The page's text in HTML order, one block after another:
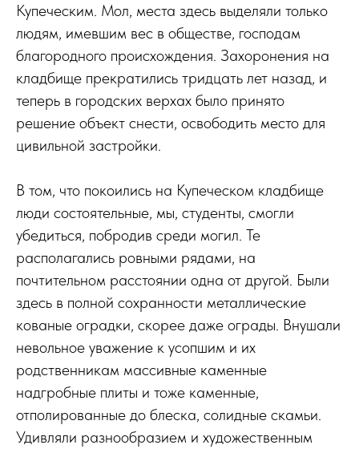
Купеческим. Мол, места здесь выделяли только
людям, имевшим вес в обществе, господам
благородного происхождения. Захоронения на
кладбище прекратились тридцать лет назад, и
теперь в городских верхах было принято
решение объект снести, освободить место для
цивильной застройки.
В том, что покоились на Купеческом кладбище
люди состоятельные, мы, студенты, смогли
убедиться, побродив среди могил. Те
располагались ровными рядами, на
почтительном расстоянии одна от другой. Были
здесь в полной сохранности металлические
кованые оградки, скорее даже ограды. Внушали
невольное уважение к усопшим и их
родственникам массивные каменные
надгробные плиты и тоже каменные,
отполированные до блеска, солидные скамьи.
Удивляли разнообразием и художественным